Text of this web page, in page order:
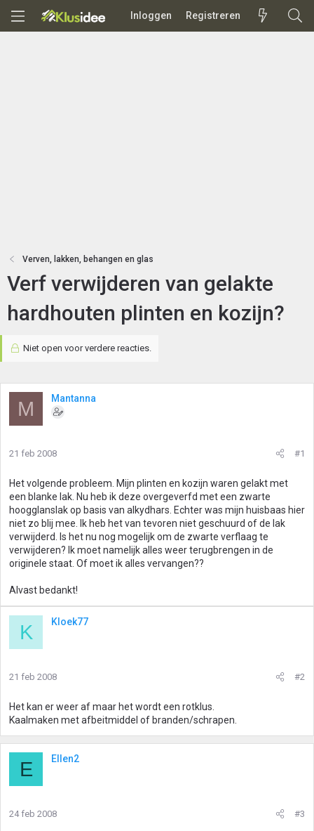
Inloggen Registreren
Verven, lakken, behangen en glas
Verf verwijderen van gelakte
hardhouten plinten en kozijn?
Niet open voor verdere reacties.
M Mantanna
21 feb 2008 #1
Het volgende probleem. Mijn plinten en kozijn waren gelakt met
een blanke lak. Nu heb ik deze overgeverfd met een zwarte
hoogglanslak op basis van alkydhars. Echter was mijn huisbaas hier
niet zo blij mee. Ik heb het van tevoren niet geschuurd of de lak
verwijderd. Is het nu nog mogelijk om de zwarte verflaag te
verwijderen? Ik moet namelijk alles weer terugbrengen in de
originele staat. Of moet ik alles vervangen??
Alvast bedankt!
K Kloek77
21 feb 2008 #2
Het kan er weer af maar het wordt een rotklus.
Kaalmaken met afbeitmiddel of branden/schrapen.
E Ellen2
24 feb 2008 #3